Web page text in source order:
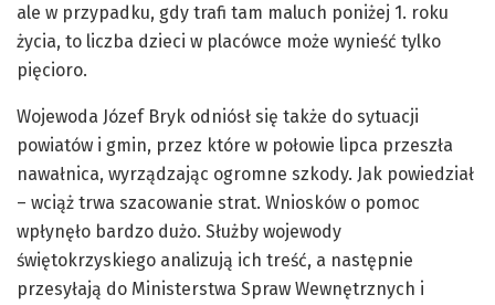
ale w przypadku, gdy trafi tam maluch poniżej 1. roku
życia, to liczba dzieci w placówce może wynieść tylko
pięcioro.
Wojewoda Józef Bryk odniósł się także do sytuacji
powiatów i gmin, przez które w połowie lipca przeszła
nawałnica, wyrządzając ogromne szkody. Jak powiedział
– wciąż trwa szacowanie strat. Wniosków o pomoc
wpłynęło bardzo dużo. Służby wojewody
świętokrzyskiego analizują ich treść, a następnie
przesyłają do Ministerstwa Spraw Wewnętrznych i